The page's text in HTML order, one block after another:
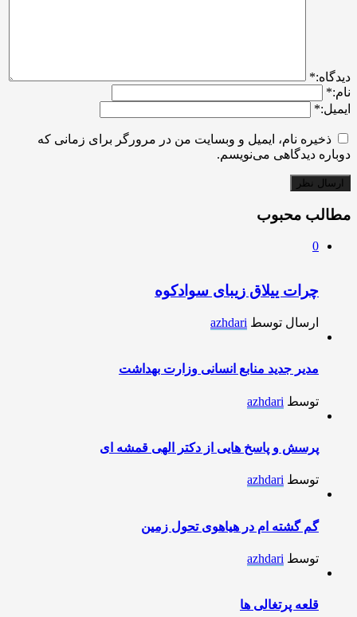
ديدگاه:*
نام:*
ایمیل:*
ذخیره نام، ایمیل و وبسایت من در مرورگر برای زمانی که
دوباره دیدگاهی می‌نویسم.
مطالب محبوب
0
چرات ییلاق زیبای سوادکوه
ارسال توسط azhdari
مدیر جدید منابع انسانی وزارت بهداشت
توسط azhdari
پرسش و پاسخ هایی از دکتر الهی قمشه ای
توسط azhdari
گم گشته ام در هیاهوی تحول زمین
توسط azhdari
قلعه پرتغالی ها